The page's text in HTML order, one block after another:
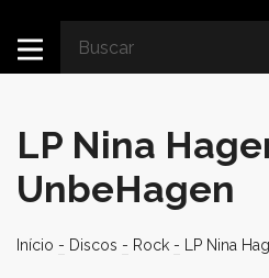
LP Nina
UnbeHagen
Início - Discos - Rock - LP Nina